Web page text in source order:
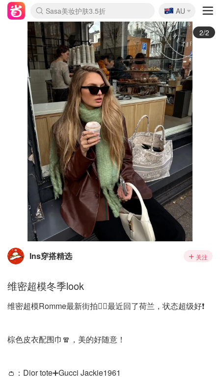
lululemon折扣上新
Sasa美妆护肤3.5折
SSENSE年中3折
FreshBeauty好价汇总
Cettire降价+叠9折
Farfetch折上8折
WWS Coles超市实拍
viagogo二手票捡漏
Myer清仓1折起
The Outnet奢牌1折起
David Jones 3折起
Flannels大牌1折
Perfumes Club护肤1折
AMIRO返校季6.2折
Oweek抽奖送Airpods
Amazon折扣汇总
eToro入金$200送$50
Amazon数码好物
ICONIC本周7.5折
ThedoubleF高奢地板价
Moose Knuckles 6折
丝芙兰5折起
EUFY官网3.7折起
Selenichast首饰2折
Trip机票酒店促销
YSL送5件彩妆礼
Amazon家居好物
BIGBANG巡演开票
David Jones时尚3折
Amazon美妆护肤
雅漾大喷$8
过敏原检测盒$33
伊索独家赠50ml沐浴露
科颜氏清仓3折
SEALIFE海洋馆门票6折
丝塔芙大白罐$16
订阅Newsletter送香薰
Cult Beauty 6.8折
Harrods圣诞日历2.3折
LN-CC奢牌私促3折
d'Alba空姐喷雾$16
EVE LOM套装逆天2折
Bernardelli独家4折
Adore Beauty 6折起
CT圣诞日历
Mytheresa奢品2.7折
Luxury Escapes 9折
Currentbody美容仪9折
卡诗9折+赠4件礼
MOON Garden Live
ALLSAINTS美衣3折
Roborock扫地机3.7折
Tingo Life水杯$24
Valentino官网5折
CR洗发护发6.3折
🇦🇺
AU
1/2
Ins穿搭精选 关注
维密超模冬季look
维密超模Romme最新街拍❤️‍🔥最近回了荷兰，状态超级好❗️
棕色皮衣配围巾🧣，美的好随意！
👛：Dior tote➕Gucci Jackie1961